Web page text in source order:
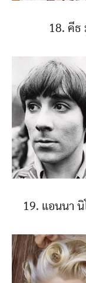
18. คีธ
19. แอนนา